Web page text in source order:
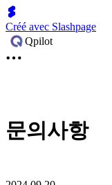
Créé avec Slashpage
Qpilot
문의사항